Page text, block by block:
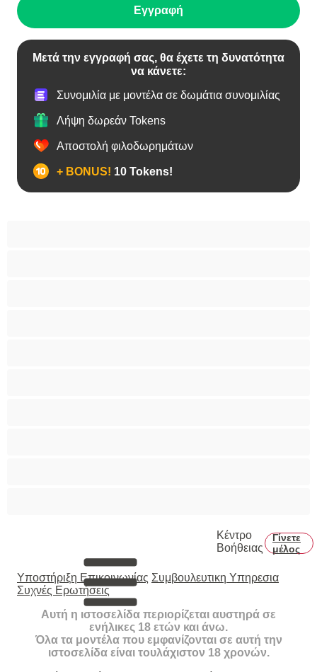
Εγγραφή
Μετά την εγγραφή σας, θα έχετε τη δυνατότητα
να κάνετε:
Συνομιλία με μοντέλα σε δωμάτια συνομιλίας
Λήψη δωρεάν Tokens
Αποστολή φιλοδωρημάτων
+ BONUS! 10 Tokens!
Κέντρο
Βοήθειας
Γίνετε
μέλος
Υποστήριξη Επικοινωνίας Συμβουλευτικη Υπηρεσια
Συχνές Ερωτήσεις
Αυτή η ιστοσελίδα περιορίζεται αυστηρά σε
ενήλικες 18 ετών και άνω.
Όλα τα μοντέλα που εμφανίζονται σε αυτή την
ιστοσελίδα είναι τουλάχιστον 18 χρονών.